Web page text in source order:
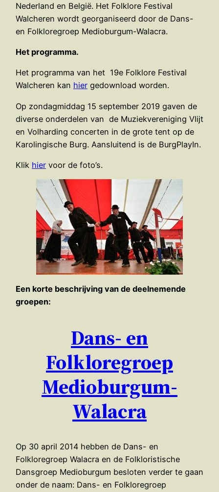
Nederland en België. Het Folklore Festival
Walcheren wordt georganiseerd door de Dans-
en Folkloregroep Medioburgum-Walacra.
Het programma.
Het programma van het 19e Folklore Festival
Walcheren kan hier gedownload worden.
Op zondagmiddag 15 september 2019 gaven de
diverse onderdelen van de Muziekvereniging Vlijt
en Volharding concerten in de grote tent op de
Karolingische Burg. Aansluitend is de BurgPlayIn.
Klik hier voor de foto’s.
Een korte beschrijving van de deelnemende
groepen:
Dans- en
Folkloregroep
Medioburgum-
Walacra
Op 30 april 2014 hebben de Dans- en
Folkloregroep Walacra en de Folkloristische
Dansgroep Medioburgum besloten verder te gaan
onder de naam: Dans- en Folkloregroep